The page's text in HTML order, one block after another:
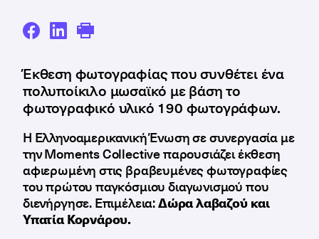
Έκθεση φωτογραφίας που συνθέτει ένα
πολυποίκιλο μωσαϊκό με βάση το
φωτογραφικό υλικό 190 φωτογράφων.
Η Ελληνοαμερικανική Ένωση σε συνεργασία με
την Moments Collective παρουσιάζει έκθεση
αφιερωμένη στις βραβευμένες φωτογραφίες
του πρώτου παγκόσμιου διαγωνισμού που
διενήργησε. Επιμέλεια:Δώρα λαβαζού και
Υπατία Κορνάρου.